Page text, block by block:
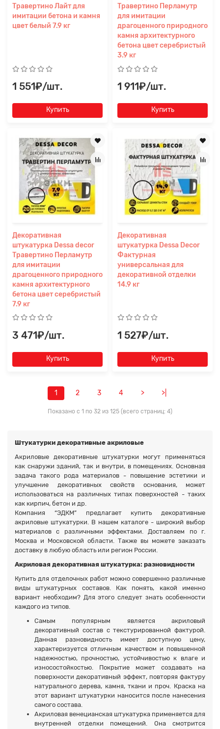
Травертино Лайт для
имитации бетона и камня
цвет белый 7.9 кг
1 551₽/шт.
Купить
Травертино Перламутр
для имитации
драгоценного природного
камня архитектурного
бетона цвет серебристый
3.9 кг
1 911₽/шт.
Купить
Декоративная
штукатурка Dessa decor
Травертино Перламутр
для имитации
драгоценного природного
камня архитектурного
бетона цвет серебристый
7.9 кг
3 471₽/шт.
Купить
Декоративная
штукатурка Dessa Decor
Фактурная
универсальная для
декоративной отделки
14.9 кг
1 527₽/шт.
Купить
1 2 3 4 > >|
Показано с 1 по 32 из 125 (всего страниц: 4)
Штукатурки декоративные акриловые
Акриловые декоративные штукатурки могут применяться
как снаружи зданий, так и внутри, в помещениях. Основная
задача такого рода материалов - повышение эстетики и
улучшение декоративных свойств основания, может
использоваться на различных типах поверхностей - таких
как кирпич, бетон и др.
Компания “ЭДКМ” предлагает купить декоративные
акриловые штукатурки. В нашем каталоге - широкий выбор
материалов с различными эффектами. Доставляем по г.
Москва и Московской области. Также вы можете заказать
доставку в любую область или регион России.
Акриловая декоративная штукатурка: разновидности
Купить для отделочных работ можно совершенно различные
виды штукатурных составов. Как понять, какой именно
вариант необходим? Для этого следует знать особенности
каждого из типов.
Самым популярным является акриловый
декоративный состав с текстурированной фактурой.
Данная разновидность имеет доступную цену,
характеризуется отличным качеством и повышенной
надежностью, прочностью, устойчивостью к влаге и
износостойкостью. Покрытие может создавать на
поверхности декоративный эффект, повторяя фактуру
натурального дерева, камня, ткани и проч. Краска на
этот вариант штукатурки наносится после нанесения
самого состава.
Акриловая венецианская штукатурка применяется для
внутренней отделки помещений. Она смотрится